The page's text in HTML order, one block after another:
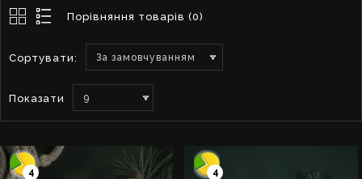
Порівняння товарів (0)
Сортувати: За замовчуванням
Показати 9
4 4